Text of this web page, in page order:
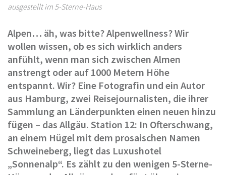
ausgestellt im 5-Sterne-Haus
Alpen… äh, was bitte? Alpenwellness? Wir
wollen wissen, ob es sich wirklich anders
anfühlt, wenn man sich zwischen Almen
anstrengt oder auf 1000 Metern Höhe
entspannt. Wir? Eine Fotografin und ein Autor
aus Hamburg, zwei Reisejournalisten, die ihrer
Sammlung an Länderpunkten einen neuen hinzu
fügen – das Allgäu. Station 12: In Ofterschwang,
an einem Hügel mit dem prosaischen Namen
Schweineberg, liegt das Luxushotel
„Sonnenalp“. Es zählt zu den wenigen 5-Sterne-